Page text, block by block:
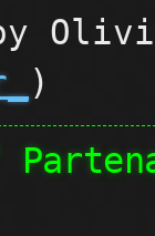
)